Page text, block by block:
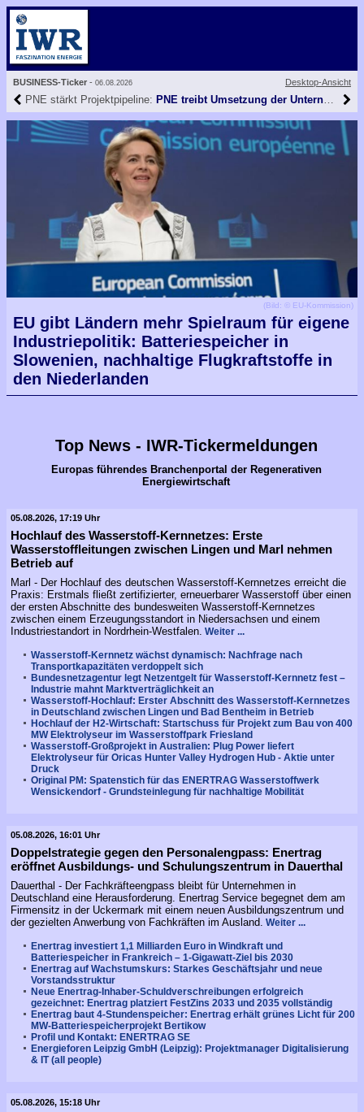
BUSINESS-Ticker - 06.08.2026 Desktop-Ansicht
PNE stärkt Projektpipeline: PNE treibt Umsetzung der Unternehmensstrategie mit neuen Windpark-Genehmigungen voran
(Bild: © EU-Kommission)
EU gibt Ländern mehr Spielraum für eigene
Industriepolitik: Batteriespeicher in
Slowenien, nachhaltige Flugkraftstoffe in
den Niederlanden
Top News - IWR-Tickermeldungen
Europas führendes Branchenportal der Regenerativen
Energiewirtschaft
05.08.2026, 17:19 Uhr
Hochlauf des Wasserstoff-Kernnetzes: Erste
Wasserstoffleitungen zwischen Lingen und Marl nehmen
Betrieb auf
Marl - Der Hochlauf des deutschen Wasserstoff-Kernnetzes erreicht die
Praxis: Erstmals fließt zertifizierter, erneuerbarer Wasserstoff über einen
der ersten Abschnitte des bundesweiten Wasserstoff-Kernnetzes
zwischen einem Erzeugungsstandort in Niedersachsen und einem
Industriestandort in Nordrhein-Westfalen. Weiter ...
Wasserstoff-Kernnetz wächst dynamisch: Nachfrage nach
Transportkapazitäten verdoppelt sich
Bundesnetzagentur legt Netzentgelt für Wasserstoff-Kernnetz fest –
Industrie mahnt Marktverträglichkeit an
Wasserstoff-Hochlauf: Erster Abschnitt des Wasserstoff-Kernnetzes
in Deutschland zwischen Lingen und Bad Bentheim in Betrieb
Hochlauf der H2-Wirtschaft: Startschuss für Projekt zum Bau von 400
MW Elektrolyseur im Wasserstoffpark Friesland
Wasserstoff-Großprojekt in Australien: Plug Power liefert
Elektrolyseur für Oricas Hunter Valley Hydrogen Hub - Aktie unter
Druck
Original PM: Spatenstich für das ENERTRAG Wasserstoffwerk
Wensickendorf - Grundsteinlegung für nachhaltige Mobilität
05.08.2026, 16:01 Uhr
Doppelstrategie gegen den Personalengpass: Enertrag
eröffnet Ausbildungs- und Schulungszentrum in Dauerthal
Dauerthal - Der Fachkräfteengpass bleibt für Unternehmen in
Deutschland eine Herausforderung. Enertrag Service begegnet dem am
Firmensitz in der Uckermark mit einem neuen Ausbildungszentrum und
der gezielten Anwerbung von Fachkräften im Ausland. Weiter ...
Enertrag investiert 1,1 Milliarden Euro in Windkraft und
Batteriespeicher in Frankreich – 1-Gigawatt-Ziel bis 2030
Enertrag auf Wachstumskurs: Starkes Geschäftsjahr und neue
Vorstandsstruktur
Neue Enertrag-Inhaber-Schuldverschreibungen erfolgreich
gezeichnet: Enertrag platziert FestZins 2033 und 2035 vollständig
Enertrag baut 4-Stundenspeicher: Enertrag erhält grünes Licht für 200
MW-Batteriespeicherprojekt Bertikow
Profil und Kontakt: ENERTRAG SE
Energieforen Leipzig GmbH (Leipzig): Projektmanager Digitalisierung
& IT (all people)
05.08.2026, 15:18 Uhr